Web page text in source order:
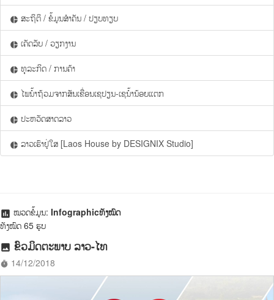
pie_chart ສະຖິຕິ / ຂໍ້ມູນສຳຄັນ / ປຽບທຽບ
pie_chart ເຄັດລັບ / ວຽກງານ
pie_chart ທຸລະກິດ / ການຄ້າ
pie_chart ໄພນ້ຳຖ້ວມຈາກສັນເຂື່ອນເຊປຽນ-ເຊນ້ຳນ້ອຍແຕກ
pie_chart ປະຫວັດສາດລາວ
pie_chart ລາວເຮົາຢູ່ໃສ [Laos House by DESIGNIX Studio]
assessment ໝວດຂໍ້ມູນ: Infographicທັງໝົດ
ທັງໝົດ 65 ຮູບ
photo ຂົວມິດຕະພາບ ລາວ-ໄທ
timer 14/12/2018